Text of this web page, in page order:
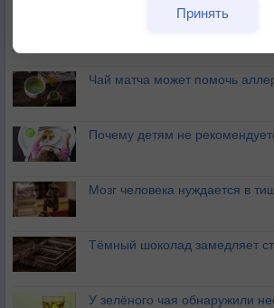
Букет сирени вреден для
Чай матча может помочь
Почему детям не
Мозг человека нуждается в
Тёмный шоколад замедляет
У зелёного чая обнаружили
Принять